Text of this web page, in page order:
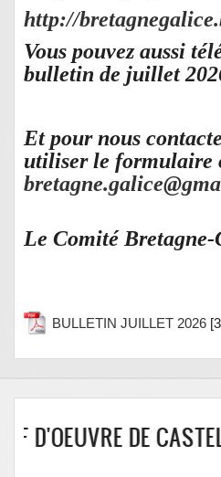
http://
Vous pouvez aussi
bulletin de juillet
Et pour nous
utiliser le formulaire
Le Comité Bretagne-
BULLETIN JUILLET 2026
D'OEUVRE DE